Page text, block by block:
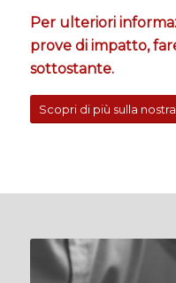
Per ulteriori
prove di impatto,
sottostante.
Scopri di più sulla